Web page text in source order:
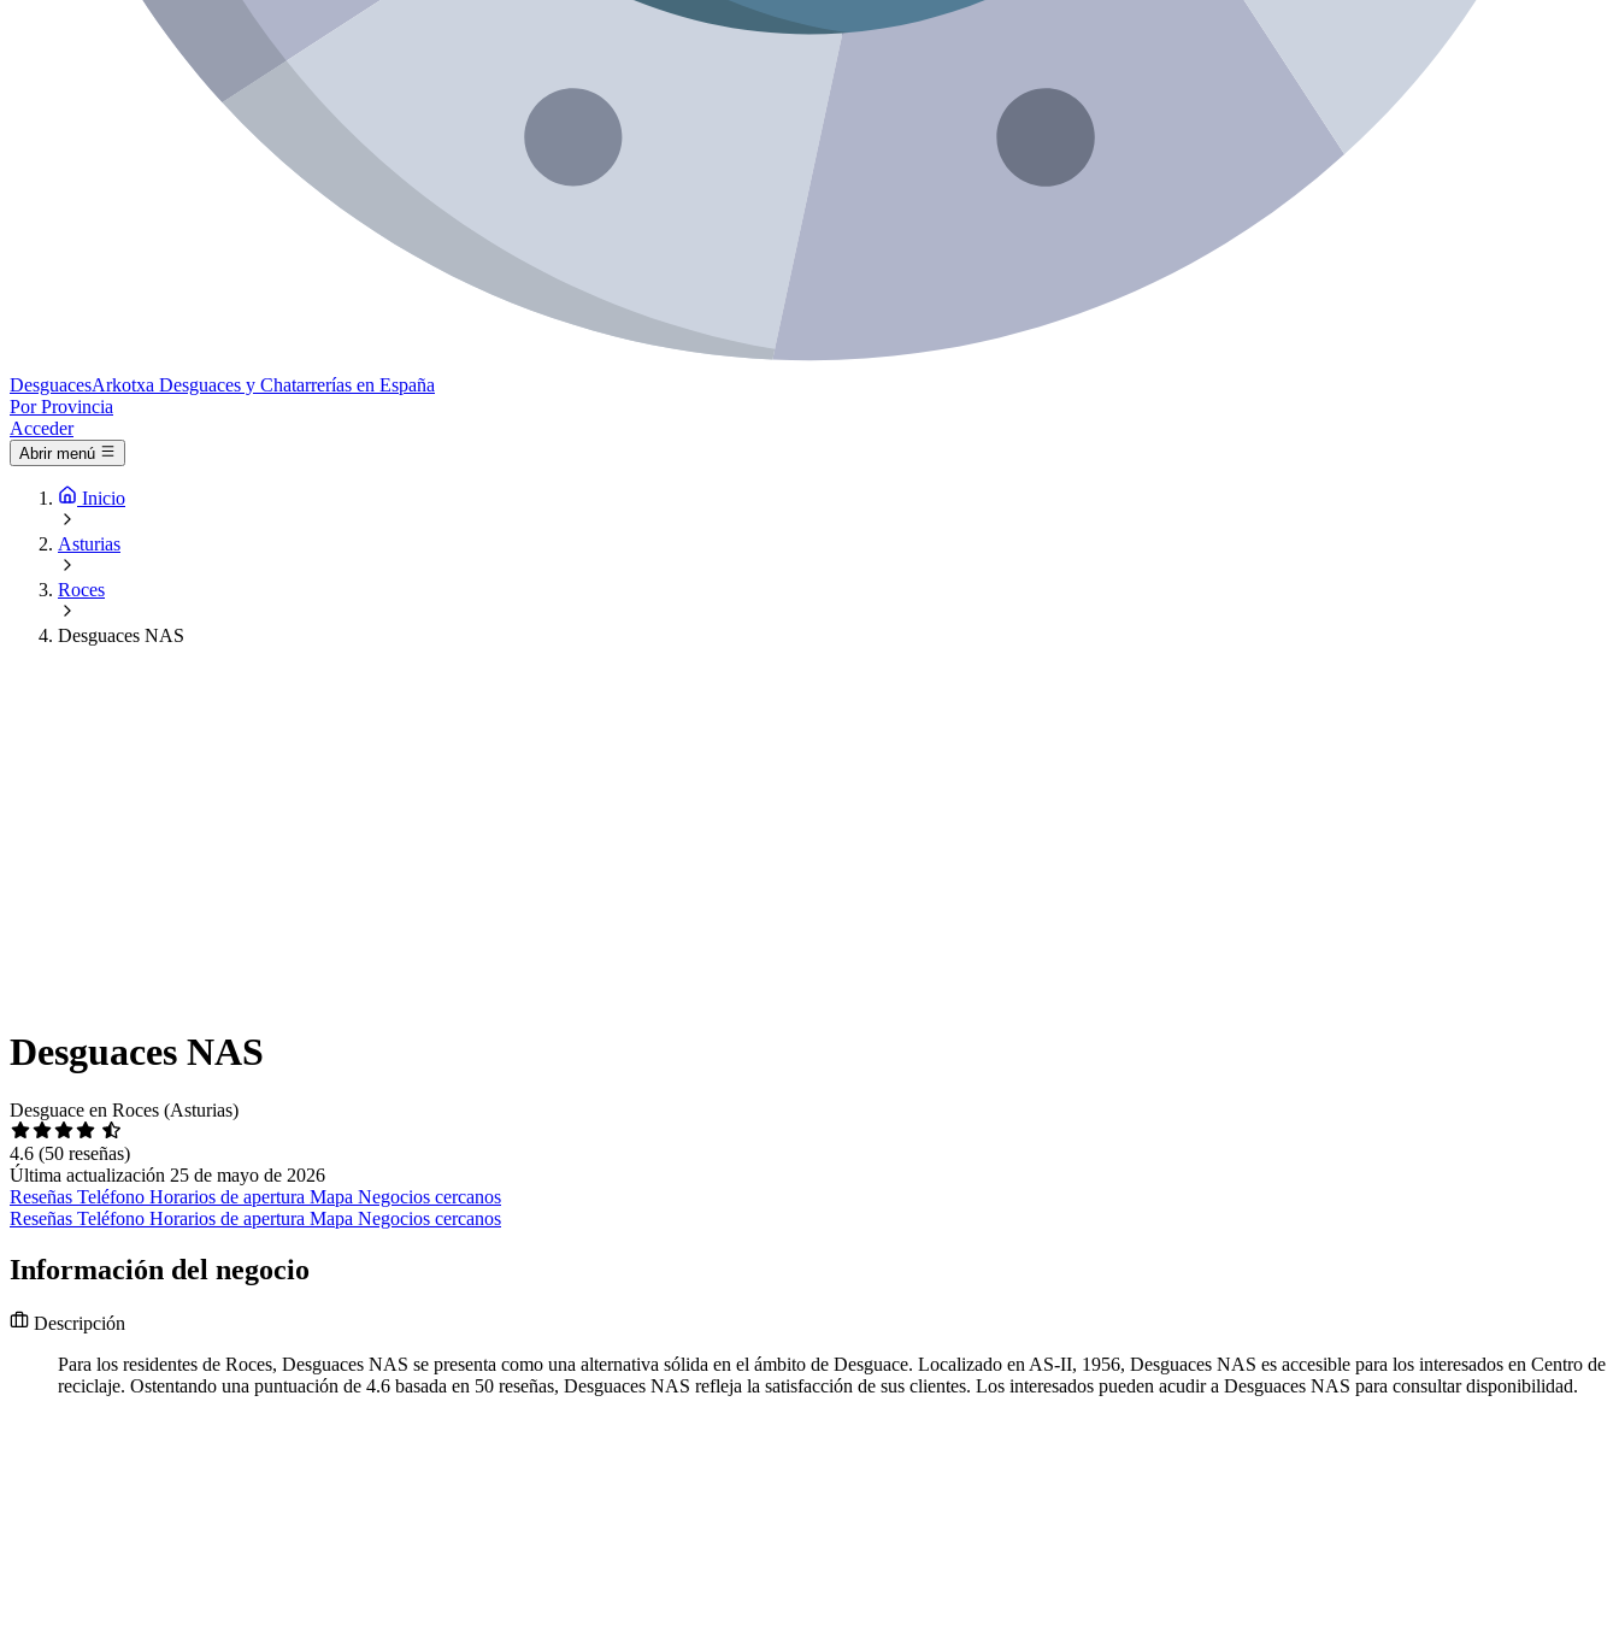
DesguacesArkotxa Desguaces y Chatarrerías en España
Por Provincia
Acceder
Abrir menú
Inicio
Asturias
Roces
Desguaces NAS
Desguaces NAS
Desguace en Roces (Asturias)
4.6 (50 reseñas)
Última actualización 25 de mayo de 2026
Reseñas Teléfono Horarios de apertura Mapa Negocios cercanos
Reseñas Teléfono Horarios de apertura Mapa Negocios cercanos
Información del negocio
Descripción
Para los residentes de Roces, Desguaces NAS se presenta como una alternativa sólida en el ámbito de Desguace. Localizado en AS-II, 1956, Desguaces NAS es accesible para los interesados en Centro de
reciclaje. Ostentando una puntuación de 4.6 basada en 50 reseñas, Desguaces NAS refleja la satisfacción de sus clientes. Los interesados pueden acudir a Desguaces NAS para consultar disponibilidad.